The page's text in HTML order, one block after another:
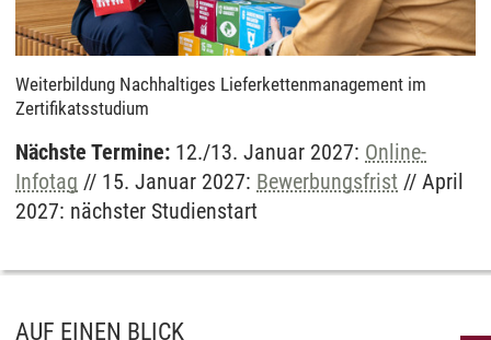
Weiterbildung Nachhaltiges Lieferkettenmanagement im
Zertifikatsstudium
Nächste Termine: 12./13. Januar 2027: Online-
Infotag // 15. Januar 2027: Bewerbungsfrist // April
2027: nächster Studienstart
AUF EINEN BLICK